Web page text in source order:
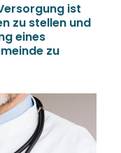
ist
zu stellen und
eines
zu